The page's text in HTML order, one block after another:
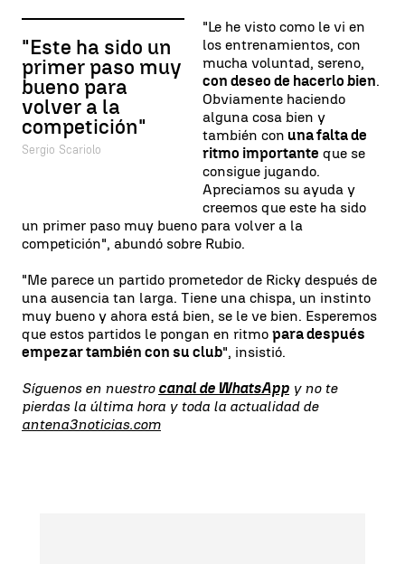
"Este ha sido un
primer paso muy
bueno para
volver a la
competición"
Sergio Scariolo
"Le he visto como le vi en
los entrenamientos, con
mucha voluntad, sereno,
con deseo de hacerlo bien.
Obviamente haciendo
alguna cosa bien y
también con una falta de
ritmo importante que se
consigue jugando.
Apreciamos su ayuda y
creemos que este ha sido
un primer paso muy bueno para volver a la
competición", abundó sobre Rubio.
"Me parece un partido prometedor de Ricky después de
una ausencia tan larga. Tiene una chispa, un instinto
muy bueno y ahora está bien, se le ve bien. Esperemos
que estos partidos le pongan en ritmo para después
empezar también con su club", insistió.
Síguenos en nuestro canal de WhatsApp y no te
pierdas la última hora y toda la actualidad de
antena3noticias.com